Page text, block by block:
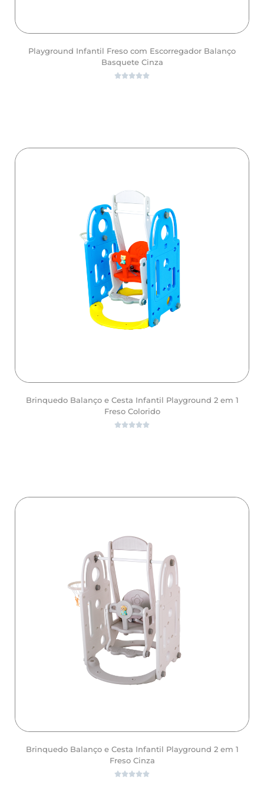
Playground Infantil Freso com Escorregador Balanço
Basquete Cinza

Brinquedo Balanço e Cesta Infantil Playground 2 em 1
Freso Colorido

Brinquedo Balanço e Cesta Infantil Playground 2 em 1
Freso Cinza
